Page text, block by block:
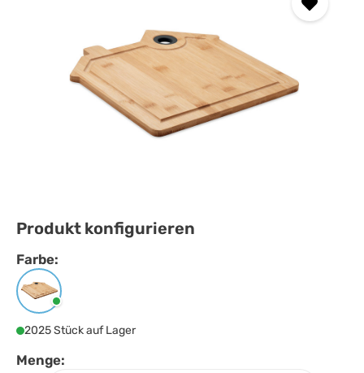
Produkt konfigurieren
Farbe:
Farbeauswählen
Holz
2025 Stück auf Lager
Menge: